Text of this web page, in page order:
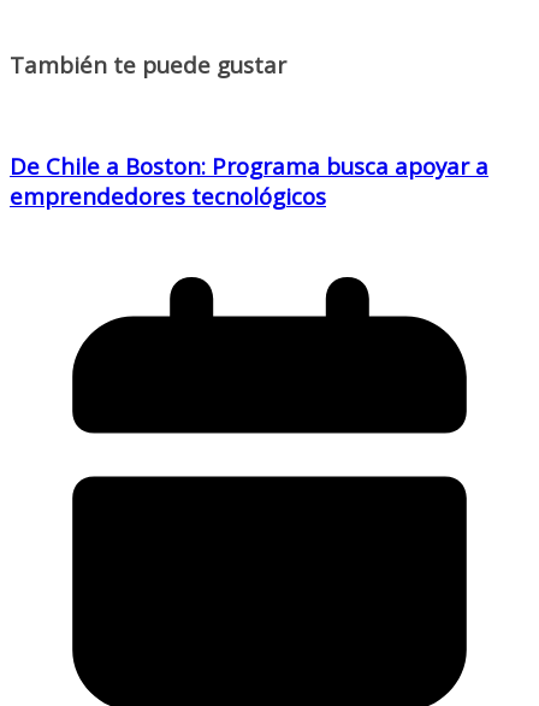
También te puede gustar
De Chile a Boston: Programa busca apoyar a
emprendedores tecnológicos